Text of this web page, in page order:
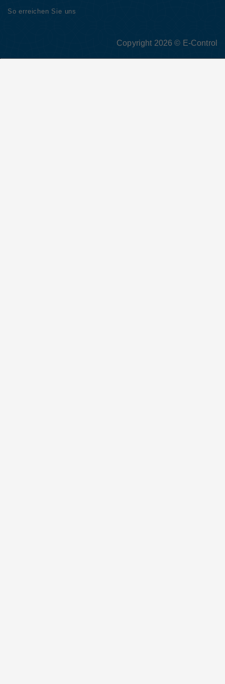
So erreichen Sie uns
Copyright 2026 © E-Control